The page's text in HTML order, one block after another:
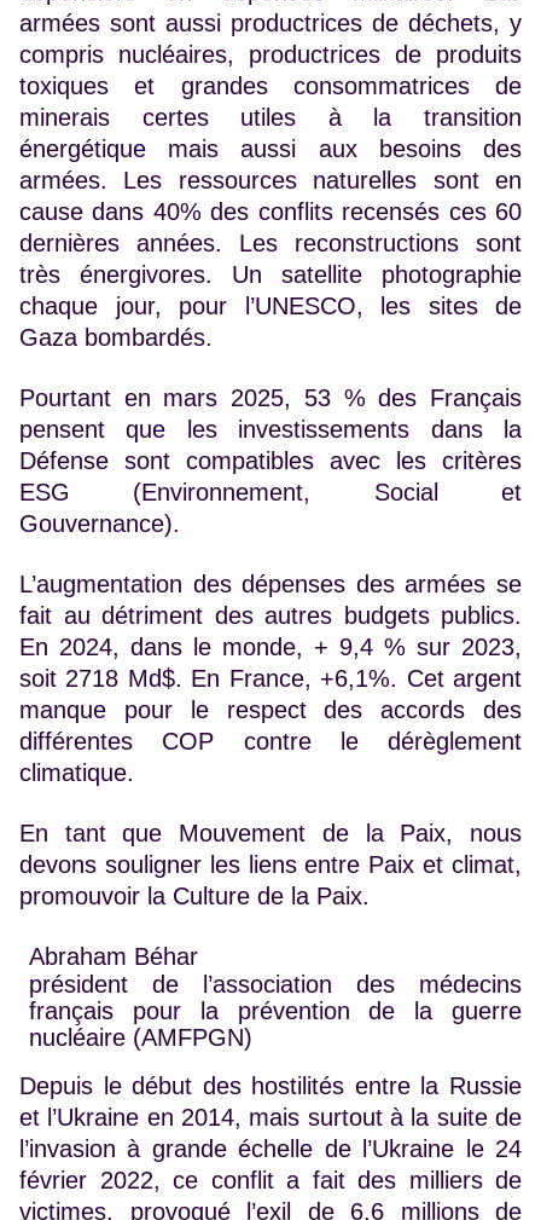
armées sont aussi productrices de déchets, y
compris nucléaires, productrices de produits
toxiques et grandes consommatrices de
minerais certes utiles à la transition
énergétique mais aussi aux besoins des
armées. Les ressources naturelles sont en
cause dans 40% des conflits recensés ces 60
dernières années. Les reconstructions sont
très énergivores. Un satellite photographie
chaque jour, pour l’UNESCO, les sites de
Gaza bombardés.
Pourtant en mars 2025, 53 % des Français
pensent que les investissements dans la
Défense sont compatibles avec les critères
ESG (Environnement, Social et
Gouvernance).
L’augmentation des dépenses des armées se
fait au détriment des autres budgets publics.
En 2024, dans le monde, + 9,4 % sur 2023,
soit 2718 Md$. En France, +6,1%. Cet argent
manque pour le respect des accords des
différentes COP contre le dérèglement
climatique.
En tant que Mouvement de la Paix, nous
devons souligner les liens entre Paix et climat,
promouvoir la Culture de la Paix.
Abraham Béhar
président de l’association des médecins
français pour la prévention de la guerre
nucléaire (AMFPGN)
Depuis le début des hostilités entre la Russie
et l’Ukraine en 2014, mais surtout à la suite de
l’invasion à grande échelle de l’Ukraine le 24
février 2022, ce conflit a fait des milliers de
victimes, provoqué l’exil de 6,6 millions de